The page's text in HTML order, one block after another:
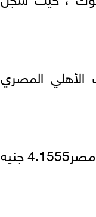
الأهلي المصري
سجل سعر الريال السعودي أمام الجنيه المصري فى بنك مصر4.1555 جنيه